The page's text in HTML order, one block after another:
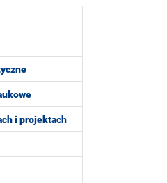
i projektach